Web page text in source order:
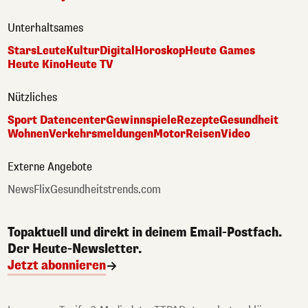
Unterhaltsames
StarsLeuteKulturDigital HoroskopHeute Games
Heute KinoHeute TV
Nützliches
Sport DatencenterGewinnspieleRezepteGesundheit
WohnenVerkehrsmeldungenMotorReisenVideo
Externe Angebote
NewsFlixGesundheitstrends.com
Topaktuell und direkt in deinem Email-Postfach.
Der Heute-Newsletter.
Jetzt abonnieren